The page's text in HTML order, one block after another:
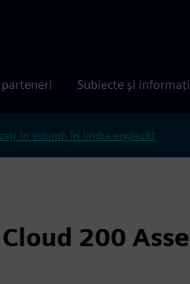
parteneri Subiecte și
în schimb în limba engleză?
200